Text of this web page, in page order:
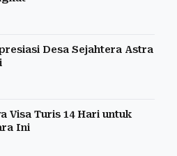
Desa Sejahtera Astra
Visa Turis 14 Hari untuk
Ini